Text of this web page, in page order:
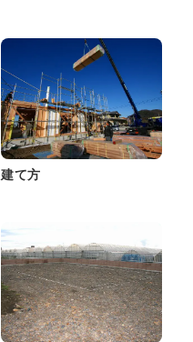
建て方